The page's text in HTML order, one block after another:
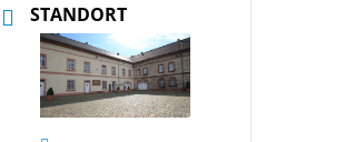
STANDORT